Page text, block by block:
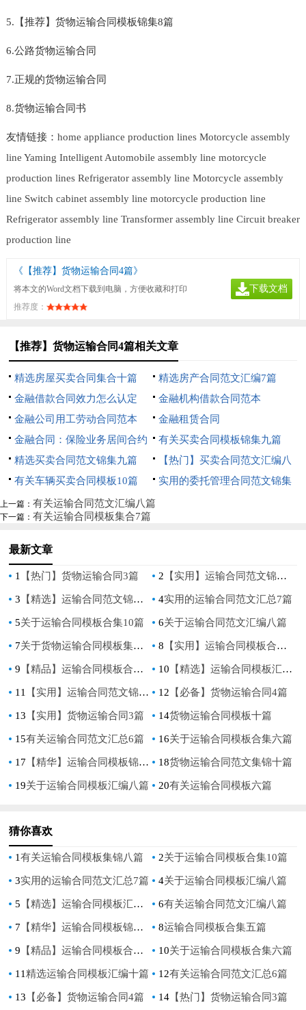
5.【推荐】货物运输合同模板锦集8篇
6.公路货物运输合同
7.正规的货物运输合同
8.货物运输合同书
友情链接： home appliance production lines Motorcycle assembly
line Yaming Intelligent Automobile assembly line motorcycle
production lines Refrigerator assembly line Motorcycle assembly
line Switch cabinet assembly line motorcycle production line
Refrigerator assembly line Transformer assembly line Circuit breaker
production line
《【推荐】货物运输合同4篇》
将本文的Word文档下载到电脑，方便收藏和打印
推荐度：
下载文档
【推荐】货物运输合同4篇相关文章
精选房屋买卖合同集合十篇
精选房产合同范文汇编7篇
金融借款合同效力怎么认定
金融机构借款合同范本
金融公司用工劳动合同范本
金融租赁合同
金融合同：保险业务居间合约
有关买卖合同模板锦集九篇
精选买卖合同范文锦集九篇
【热门】买卖合同范文汇编八
篇
有关车辆买卖合同模板10篇
实用的委托管理合同范文锦集
九篇
上一篇： 有关运输合同范文汇编八篇
下一篇： 有关运输合同模板集合7篇
最新文章
1 【热门】货物运输合同3篇 2 【实用】运输合同范文锦集六篇
3 【精选】运输合同范文锦集5篇 4实用的运输合同范文汇总7篇
5关于运输合同模板合集10篇 6关于运输合同范文汇编八篇
7关于货物运输合同模板集合5篇 8 【实用】运输合同模板合集五篇
9 【精品】运输合同模板合集九篇 10 【精选】运输合同模板汇编7篇
11 【实用】运输合同范文锦集5篇 12 【必备】货物运输合同4篇
13 【实用】货物运输合同3篇 14货物运输合同模板十篇
15有关运输合同范文汇总6篇 16关于运输合同模板合集六篇
17 【精华】运输合同模板锦集八篇 18货物运输合同范文集锦十篇
19关于运输合同模板汇编八篇 20有关运输合同模板六篇
猜你喜欢
1有关运输合同模板集锦八篇 2关于运输合同模板合集10篇
3实用的运输合同范文汇总7篇 4关于运输合同模板汇编八篇
5 【精选】运输合同模板汇编7篇 6有关运输合同范文汇编八篇
7 【精华】运输合同模板锦集八篇 8运输合同模板合集五篇
9 【精品】运输合同模板合集九篇 10关于运输合同模板合集六篇
11精选运输合同模板汇编十篇 12有关运输合同范文汇总6篇
13 【必备】货物运输合同4篇 14【热门】货物运输合同3篇